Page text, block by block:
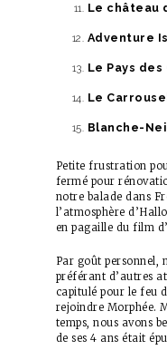
Le château
Adventure
Le Pays
Le
Blanche-
Petite frustration
fermé pour
notre balade dans
l’atmosphère
en pagaille du film
Par goût personnel,
préférant d’autres
capitulé pour le feu
rejoindre Morphée.
temps, nous avons
de ses 4 ans était